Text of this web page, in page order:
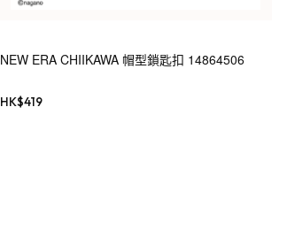
NEW ERA CHIIKAWA 帽型鎖匙扣 14864506
HK$419